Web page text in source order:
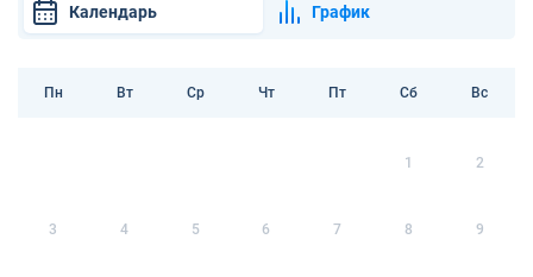
Календарь График
Пн Вт Ср Чт Пт Сб Вс
1 2
3 4 5 6 7 8 9